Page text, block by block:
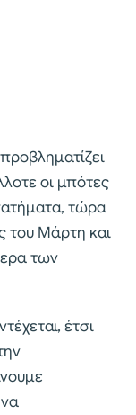
οι μπότες
τώρα
του Μάρτη και
των
έτσι